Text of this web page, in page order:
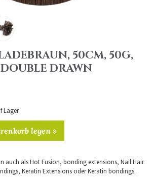
50CM, 50G,
DRAWN
Lager
legen »
auch als Hot Fusion, bonding extensions, Nail Hair
Keratin Extensions oder Keratin bondings.